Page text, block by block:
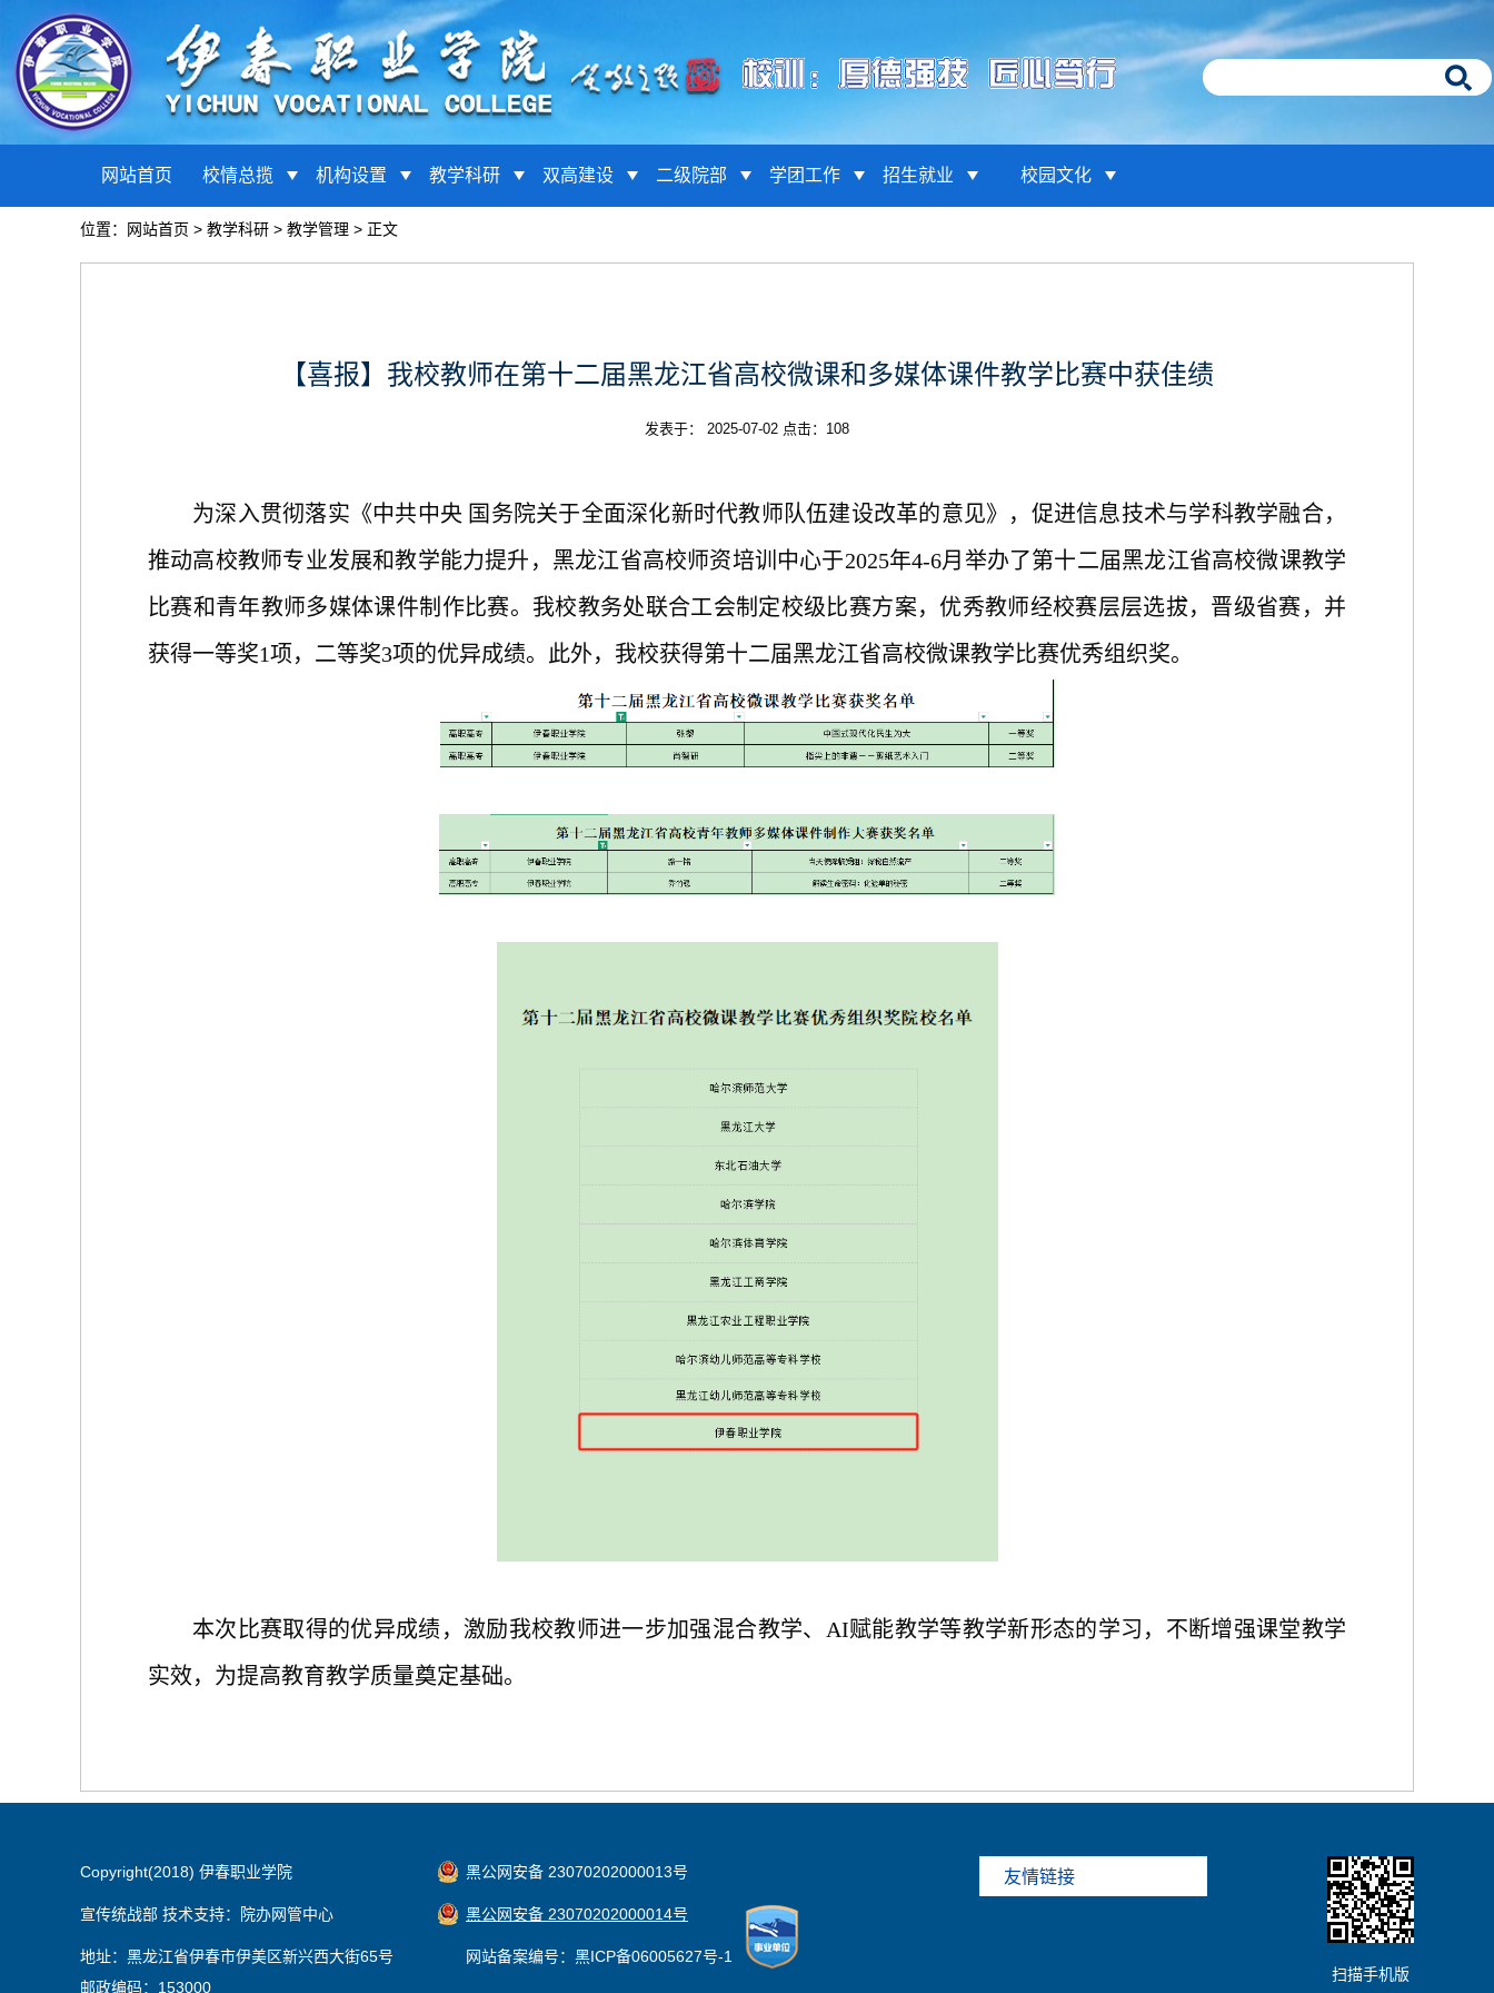
网站首页 校情总揽 机构设置 教学科研 双高建设 二级院部 学团工作 招生就业 校园文化
位置： 网站首页 > 教学科研 > 教学管理 > 正文
【喜报】我校教师在第十二届黑龙江省高校微课和多媒体课件教学比赛中获佳绩
发表于： 2025-07-02 点击： 108
为深入贯彻落实《中共中央 国务院关于全面深化新时代教师队伍建设改革的意见》，促进信息技术与学科教学融合，
推动高校教师专业发展和教学能力提升，黑龙江省高校师资培训中心于2025年4-6月举办了第十二届黑龙江省高校微课教学
比赛和青年教师多媒体课件制作比赛。 我校教务处联合工会制 定校级 比赛方案，优秀教师经校赛层层选拔，晋级省赛，并
获得一等奖1项，二等奖3项的优异成绩。此外，我校获得第十二届黑龙江省高校微课教学比赛优秀组织奖。
本次比赛取得的优异成绩，激励我校教师进一步加强混合教学、 AI赋能教学等教学新形态的学习 ，不断增强课堂教学
实效，为提高教育教学质量奠定基础。
Copyright(2018) 伊春职业学院
宣传统战部 技术支持：院办网管中心
地址：黑龙江省伊春市伊美区新兴西大街65号
邮政编码：153000
黑公网安备 23070202000013号
黑公网安备 23070202000014号
网站备案编号：黑ICP备06005627号-1
友情链接
扫描手机版